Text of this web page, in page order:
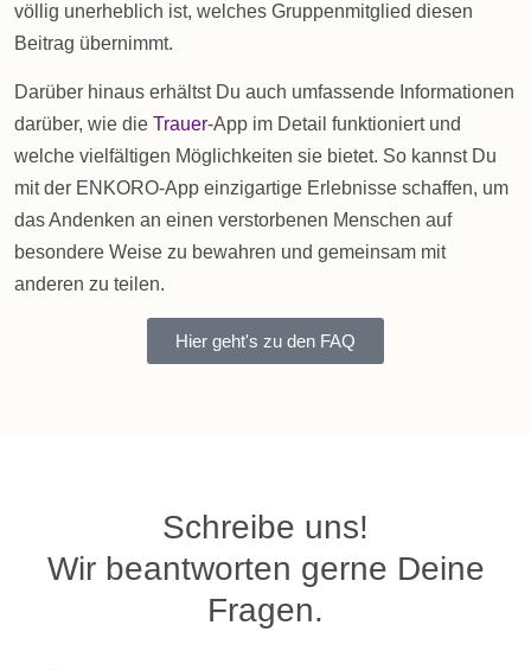
völlig unerheblich ist, welches Gruppenmitglied diesen
Beitrag übernimmt.
Darüber hinaus erhältst Du auch umfassende Informationen
darüber, wie die Trauer-App im Detail funktioniert und
welche vielfältigen Möglichkeiten sie bietet. So kannst Du
mit der ENKORO-App einzigartige Erlebnisse schaffen, um
das Andenken an einen verstorbenen Menschen auf
besondere Weise zu bewahren und gemeinsam mit
anderen zu teilen.
Hier geht's zu den FAQ
Schreibe uns!
Wir beantworten gerne Deine
Fragen.